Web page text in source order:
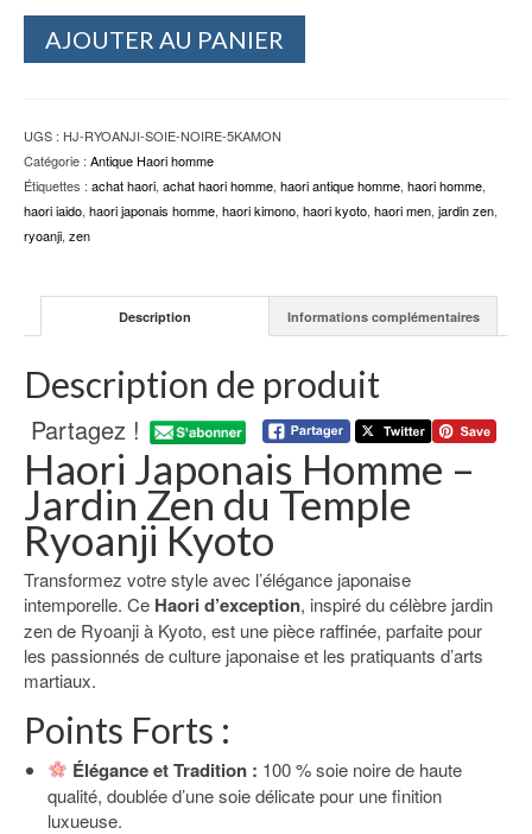
était :
399.00€.
est :
299.00€.
quantité
Homme
-
Jardin
Zen
Temple
Kyoto
AJOUTER AU PANIER
UGS : HJ-RYOANJI-SOIE-NOIRE-5KAMON
Catégorie : Antique Haori homme
Étiquettes : achat haori, achat haori homme, haori antique homme, haori homme,
haori iaido, haori japonais homme, haori kimono, haori kyoto, haori men, jardin zen,
ryoanji, zen
Description Informations complémentaires
Description de produit
Partagez !
Haori Japonais Homme –
Jardin Zen du Temple
Ryoanji Kyoto
Transformez votre style avec l’élégance japonaise
intemporelle. Ce Haori d’exception, inspiré du célèbre jardin
zen de Ryoanji à Kyoto, est une pièce raffinée, parfaite pour
les passionnés de culture japonaise et les pratiquants d’arts
martiaux.
Points Forts :
Élégance et Tradition : 100 % soie noire de haute
qualité, doublée d’une soie délicate pour une finition
luxueuse.